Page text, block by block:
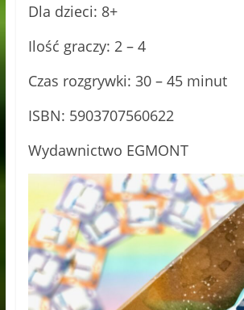
Dla dzieci: 8+
Ilość graczy: 2 – 4
Czas rozgrywki: 30 – 45 minut
ISBN: 5903707560622
Wydawnictwo EGMONT